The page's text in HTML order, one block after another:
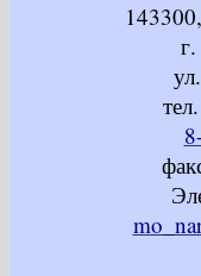
тел.